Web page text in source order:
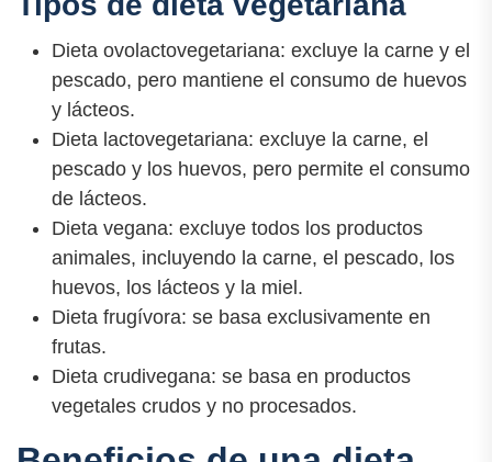
Dieta ovolactovegetariana: excluye la carne y el
pescado, pero mantiene el consumo de huevos
y lácteos.
Dieta lactovegetariana: excluye la carne, el
pescado y los huevos, pero permite el consumo
de lácteos.
Dieta vegana: excluye todos los productos
animales, incluyendo la carne, el pescado, los
huevos, los lácteos y la miel.
Dieta frugívora: se basa exclusivamente en
frutas.
Dieta crudivegana: se basa en productos
vegetales crudos y no procesados.